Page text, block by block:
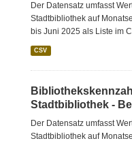
Der Datensatz umfasst
Stadtbibliothek auf
bis Juni 2025 als Liste im
CSV
Stadtbibliothek -
Der Datensatz umfasst
Stadtbibliothek auf